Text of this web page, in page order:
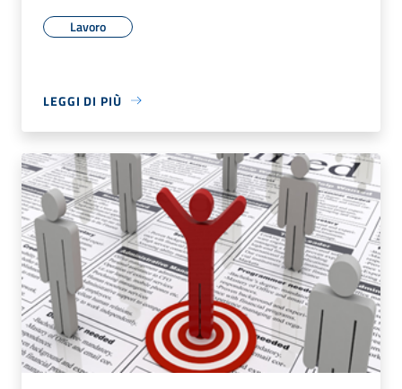
Lavoro
LEGGI DI PIÙ